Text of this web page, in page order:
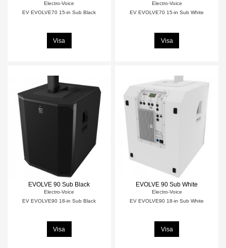
Electro-Voice
EV EVOLVE70 15-in Sub Black
Visa
Electro-Voice
EV EVOLVE70 15-in Sub White
Visa
EVOLVE 90 Sub Black
Electro-Voice
EV EVOLVE90 18-in Sub Black
Visa
EVOLVE 90 Sub White
Electro-Voice
EV EVOLVE90 18-in Sub White
Visa